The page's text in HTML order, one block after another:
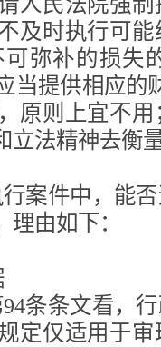
及时执行可
弥补的损失
当提供相应的
原则上宜不
立法精神去衡
案件中，能
由如下：
条条文看，
定仅适用于